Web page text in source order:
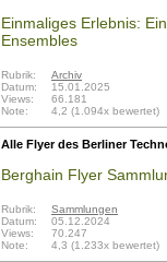
Einmaliges Erlebnis:
Ensembles
Rubrik:
Archiv
Datum:
15.01.2025
Views:
66.181
Note:
4,2 (1.094x bewertet)
Alle Flyer des Berliner
Berghain Flyer
Rubrik:
Sammlungen
Datum:
05.12.2024
Views:
70.247
Note:
4,3 (1.233x bewertet)